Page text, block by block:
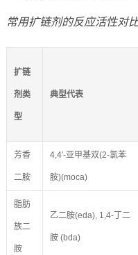
常用扩链剂的反应活性对
扩链
剂类
型
典型代表
芳香
二胺
4,4′-亚甲基双(2-氯苯
胺)(moca)
脂肪
族二
胺
乙二胺(eda), 1,4-丁二
胺 (bda)